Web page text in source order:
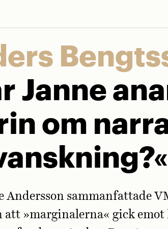
Janne
om
Andersson sammanfattade
att »marginalerna« gick emot